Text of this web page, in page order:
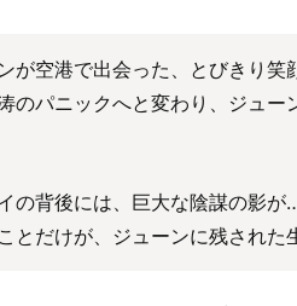
が空港で出会った、とびきり
のパニックへと変わり、ジュー
の背後には、巨大な陰謀の影
とだけが、ジューンに残され